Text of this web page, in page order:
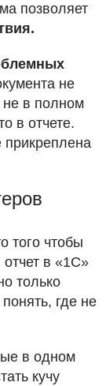
позволяет
не
не в полном
в отчете.
прикреплена
того чтобы
в «1С»
только
где не
в одном
кучу